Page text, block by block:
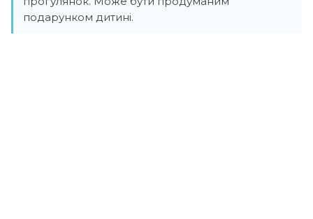
подарунком дитині.